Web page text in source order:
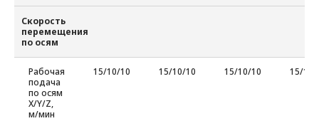
Скорость
перемещения
по осям
Рабочая
подача
по осям
X/Y/Z,
м/мин
15/10/10 15/10/10 15/10/10 15/10/